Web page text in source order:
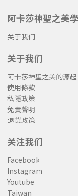
阿卡莎神聖之美
关于我们
关于我们
阿卡莎神聖之美的源起
使用條款
私隱政策
免責聲明
退货政策
关注我们
Facebook
Instagram
Youtube
Taiwan